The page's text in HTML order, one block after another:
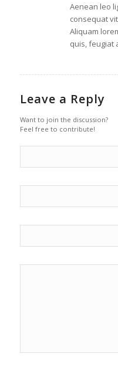
Aenean leo
consequat
Aliquam
quis, feugiat
Leave a Reply
Want to join the discussion?
Feel free to contribute!